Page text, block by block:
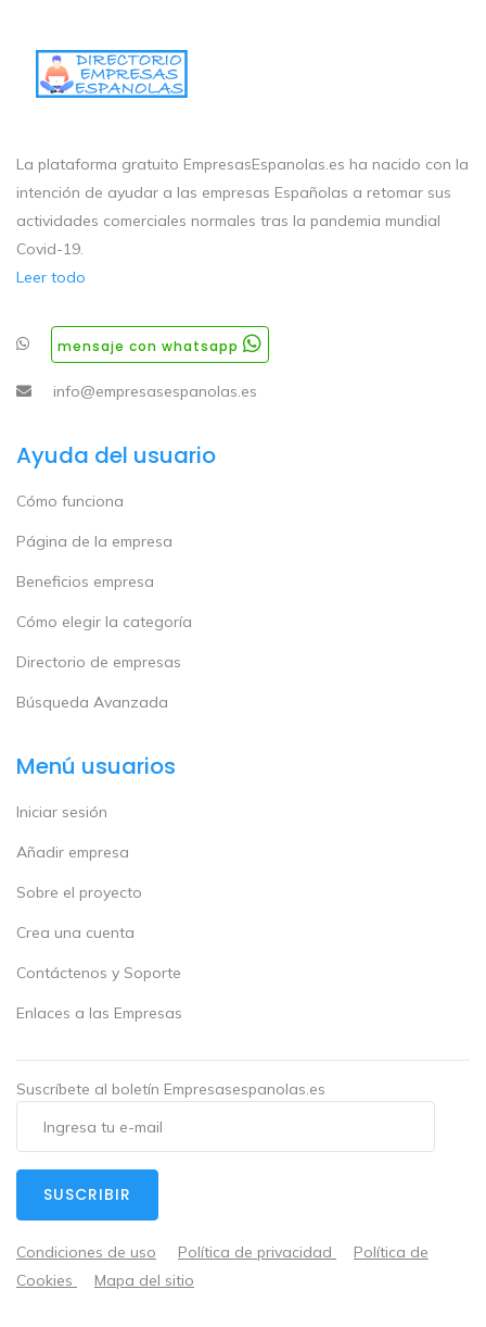
La plataforma gratuito EmpresasEspanolas.es ha nacido con la
intención de ayudar a las empresas Españolas a retomar sus
actividades comerciales normales tras la pandemia mundial
Covid-19.
Leer todo
mensaje con whatsapp
info@empresasespanolas.es
Ayuda del usuario
Cómo funciona
Página de la empresa
Beneficios empresa
Cómo elegir la categoría
Directorio de empresas
Búsqueda Avanzada
Menú usuarios
Iniciar sesión
Añadir empresa
Sobre el proyecto
Crea una cuenta
Contáctenos y Soporte
Enlaces a las Empresas
Suscríbete al boletín Empresasespanolas.es
Condiciones de uso Política de privacidad
Política de
Cookies
Mapa del sitio
SUSCRIBIR